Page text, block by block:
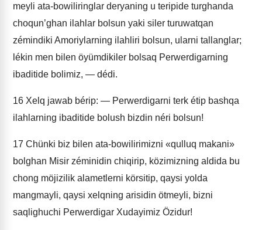
meyli ata-bowiliringlar deryaning u teripide turghanda
choqun’ghan ilahlar bolsun yaki siler turuwatqan
zémindiki Amoriylarning ilahliri bolsun, ularni tallanglar;
lékin men bilen öyümdikiler bolsaq Perwerdigarning
ibaditide bolimiz, — dédi.
16 Xelq jawab bérip: — Perwerdigarni terk étip bashqa
ilahlarning ibaditide bolush bizdin néri bolsun!
17 Chünki biz bilen ata-bowilirimizni «qulluq makani»
bolghan Misir zéminidin chiqirip, közimizning aldida bu
chong möjizilik alametlerni körsitip, qaysi yolda
mangmayli, qaysi xelqning arisidin ötmeyli, bizni
saqlighuchi Perwerdigar Xudayimiz Özidur!